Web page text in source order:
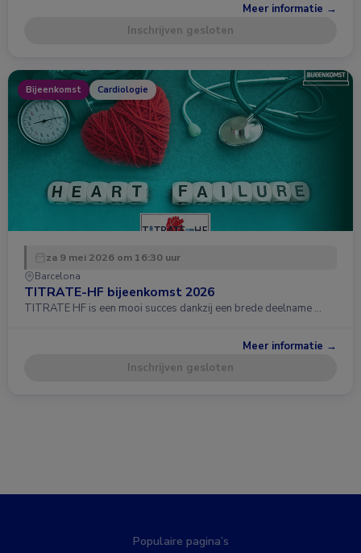
Meer informatie →
Inschrijven gesloten
Bijeenkomst Cardiologie
za 9 mei 2026 om 16:30 uur
Barcelona
TITRATE-HF bijeenkomst 2026
TITRATE HF is een mooi succes dankzij een brede deelname …
Meer informatie →
Inschrijven gesloten
Populaire pagina’s